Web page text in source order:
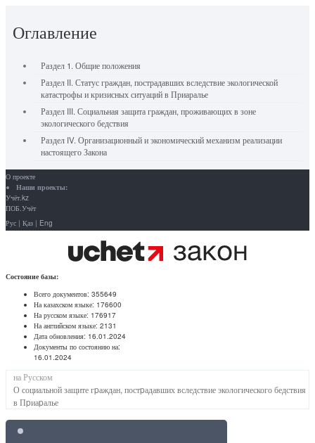
Оглавление
Раздел 1. Общие положения
Раздел II. Статус граждан, пострадавших вследствие экологической
катастрофы и кризисных ситуаций в Приаралье
Раздел III. Социальная защита граждан, проживающих в зоне
экологического бедствия
Раздел IV. Организационный и экономический механизм реализации
настоящего Закона
О проекте
Наши проекты:
Учёт.kz
ПОБ.Учёт
Рус | Қаз | Eng
Состояние базы:
Всего документов: 355649
На казахском языке: 176600
На русском языке: 176917
На английском языке: 2131
Дата обновления: 16.01.2024
Документы по состоянию на:
16.01.2024
на Русском
О социальной защите гpаждан, постpадавших вследствие экологического бедствия
в Пpиаpалье